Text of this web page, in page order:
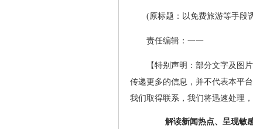
(原标题：以免费旅游等手段
责任编辑：一一
【特别声明：部分文字及图
传递更多的信息，并不代表本平
我们取得联系，我们将迅速处理，
解读新闻热点、呈现敏